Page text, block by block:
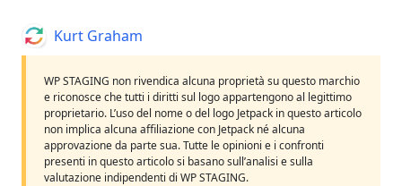
WP STAGING non rivendica alcuna proprietà su questo marchio
e riconosce che tutti i diritti sul logo appartengono al legittimo
proprietario. L’uso del nome o del logo Jetpack in questo articolo
non implica alcuna affiliazione con Jetpack né alcuna
approvazione da parte sua. Tutte le opinioni e i confronti
presenti in questo articolo si basano sull’analisi e sulla
valutazione indipendenti di WP STAGING.
AuthorKurt Graham